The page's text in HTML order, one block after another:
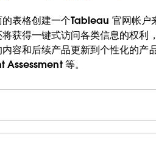
的表格创建一个Tableau 官网帐户
获得一键式访问各类信息的权利
内容和后续产品更新到个性化的产
Blueprint Assessment 等。